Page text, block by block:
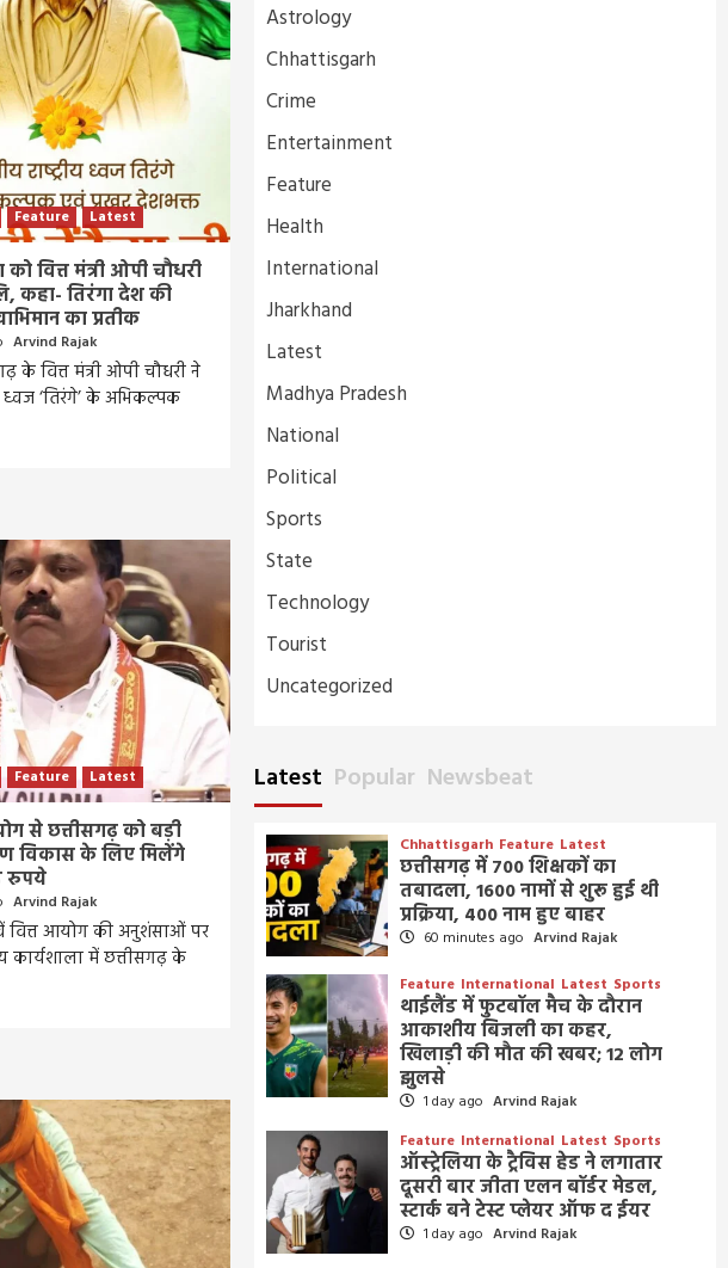
Feature Latest
वित्त मंत्री ओपी चौधरी
कहा- तिरंगा देश की
का प्रतीक
Arvind Rajak
के वित्त मंत्री ओपी चौधरी ने
ध्वज ‘तिरंगे’ के अभिकल्पक
Feature Latest
से छत्तीसगढ़ को बड़ी
विकास के लिए मिलेंगे
रुपये
Arvind Rajak
वित्त आयोग की अनुशंसाओं पर
कार्यशाला में छत्तीसगढ़ के
Astrology
Chhattisgarh
Crime
Entertainment
Feature
Health
International
Jharkhand
Latest
Madhya Pradesh
National
Political
Sports
State
Technology
Tourist
Uncategorized
Latest Popular Newsbeat
Chhattisgarh Feature Latest
छत्तीसगढ़ में 700 शिक्षकों का
तबादला, 1600 नामों से शुरू हुई थी
प्रक्रिया, 400 नाम हुए बाहर
60 minutes ago Arvind Rajak
Feature International Latest Sports
थाईलैंड में फुटबॉल मैच के दौरान
आकाशीय बिजली का कहर,
खिलाड़ी की मौत की खबर; 12 लोग
झुलसे
1 day ago Arvind Rajak
Feature International Latest Sports
ऑस्ट्रेलिया के ट्रैविस हेड ने लगातार
दूसरी बार जीता एलन बॉर्डर मेडल,
स्टार्क बने टेस्ट प्लेयर ऑफ द ईयर
1 day ago Arvind Rajak